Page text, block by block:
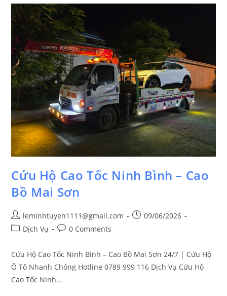
Cứu Hộ Cao Tốc Ninh Bình – Cao
Bồ Mai Sơn
leminhtuyen1111@gmail.com
09/06/2026
Dịch Vụ
0 Comments
Cứu Hộ Cao Tốc Ninh Bình – Cao Bồ Mai Sơn 24/7 | Cứu Hộ
Ô Tô Nhanh Chóng Hotline 0789 999 116 Dịch Vụ Cứu Hộ
Cao Tốc Ninh…